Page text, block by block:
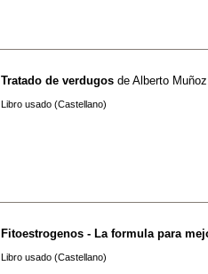
Tratado de verdugos de Alberto Muñoz
Libro usado (Castellano)
Fitoestrogenos - La formula para
Libro usado (Castellano)